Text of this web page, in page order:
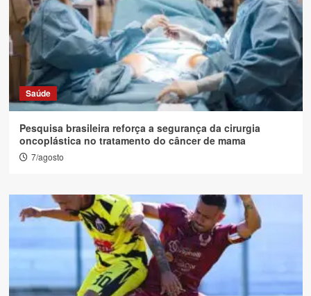
Saúde
Pesquisa brasileira reforça a segurança da cirurgia
oncoplástica no tratamento do câncer de mama
7/agosto